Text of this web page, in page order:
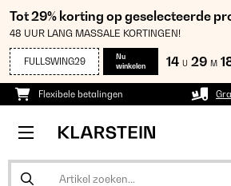
Tot 29% korting op geselecteerde
48 UUR LANG MASSALE KORTINGEN!
FULLSWING29
Nu
winkelen
14 U 29 M
Flexibele betalingen